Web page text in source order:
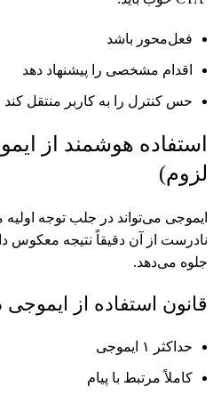
فعل‌محور باشد
اقدام مشخصی را پیشنهاد دهد
حس کنترل را به کاربر منتقل کند
استفاده هوشمند از
لزوم)
ایموجی می‌تواند در جلب توجه اولیه
نادرست از آن دقیقاً نتیجه معکوس
جلوه می‌دهد.
قانون استفاده از
حداکثر ۱ ایموجی
کاملاً مرتبط با پیام